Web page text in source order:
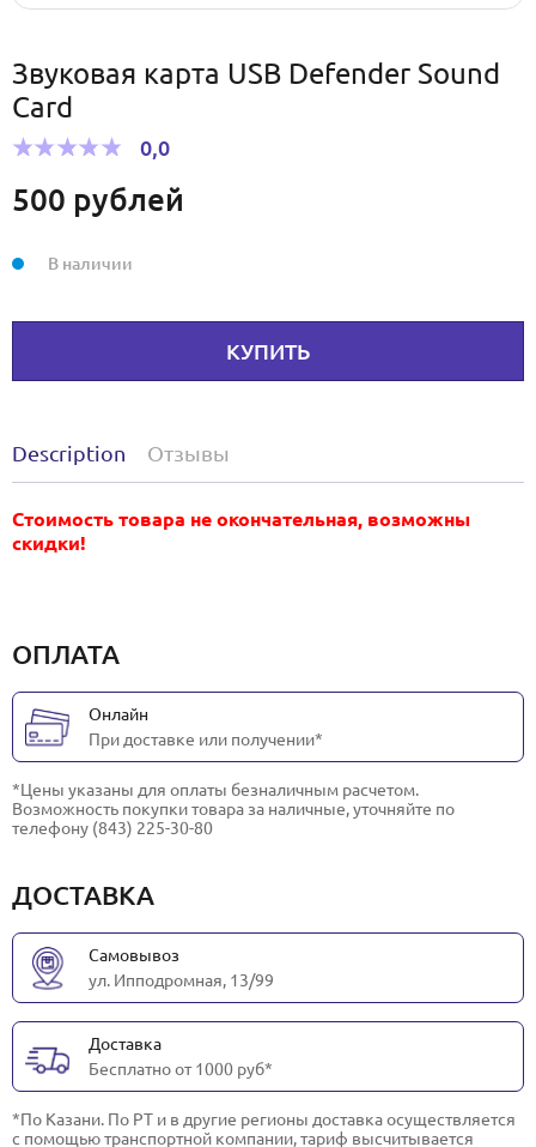
Звуковая карта USB Defender Sound
Card
0,0
500 рублей
КУПИТЬ
В наличии
Description Отзывы
Стоимость товара не окончательная, возможны
скидки!
ОПЛАТА
Онлайн
При доставке или получении*
*Цены указаны для оплаты безналичным расчетом.
Возможность покупки товара за наличные, уточняйте по
телефону (843) 225-30-80
ДОСТАВКА
Самовывоз
ул. Ипподромная, 13/99
Доставка
Бесплатно от 1000 руб*
*По Казани. По РТ и в другие регионы доставка осуществляется
с помощью транспортной компании, тариф высчитывается